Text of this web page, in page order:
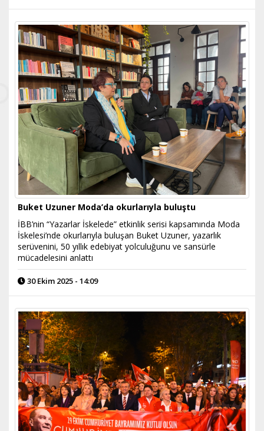
Buket Uzuner Moda’da okurlarıyla buluştu
İBB’nin “Yazarlar İskelede” etkinlik serisi kapsamında Moda
İskelesi’nde okurlarıyla buluşan Buket Uzuner, yazarlık
serüvenini, 50 yıllık edebiyat yolculuğunu ve sansürle
mücadelesini anlattı
30 Ekim 2025 - 14:09